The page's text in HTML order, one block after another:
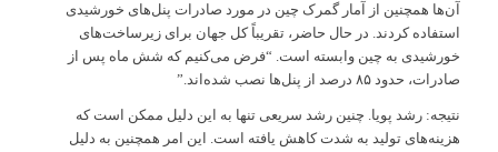
آن‌ها همچنین از آمار گمرک چین در مورد صادرات پنل‌های خورشیدی
استفاده کردند. در حال حاضر، تقریباً کل جهان برای زیرساخت‌های
خورشیدی به چین وابسته است. “فرض می‌کنیم که شش ماه پس از
صادرات، حدود ۸۵ درصد از پنل‌ها نصب شده‌اند.”
نتیجه: رشد پویا. چنین رشد سریعی تنها به این دلیل ممکن است که
هزینه‌های تولید به شدت کاهش یافته است. این امر همچنین به دلیل